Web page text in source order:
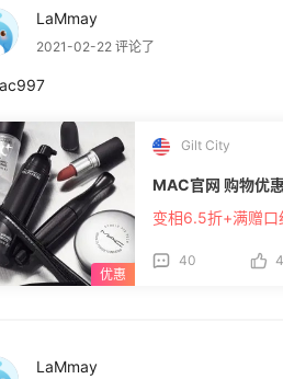
LaMmay
2021-02-22 评论了
Gilt City
MAC官网 购物优
变相6.5折+满赠口
40
LaMmay